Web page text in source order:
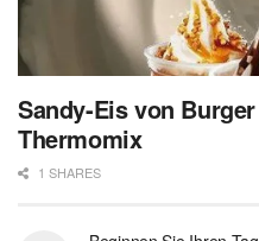
Sandy-Eis von
Thermomix
1 SHARES